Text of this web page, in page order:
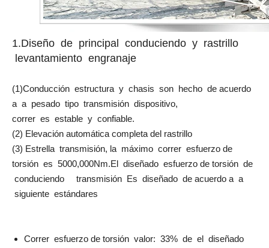
1.Diseño de principal conduciendo y rastrillo
levantamiento engranaje
(1)Conducción estructura y chasis son hecho de acuerdo
a a pesado tipo transmisión dispositivo,
correr es estable y confiable.
(2) Elevación automática completa del rastrillo
(3) Estrella transmisión, la máximo correr esfuerzo de
torsión es 5000,000Nm.El diseñado esfuerzo de torsión de
conduciendo transmisión Es diseñado de acuerdo a a
siguiente estándares
Correr esfuerzo de torsión valor: 33% de el diseñado